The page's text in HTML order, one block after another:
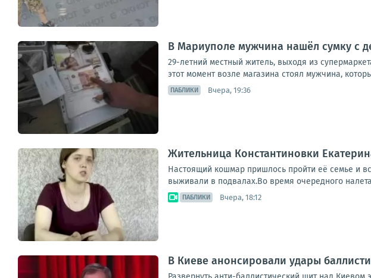
В Мариуполе мужчина нашёл сумку с
29-летний местный житель, выходя из
этот момент возле магазина стоял мужчина,
ПАБЛИКИ Вчера, 19:36
Жительница Константиновки
Настоящий кошмар пришлось пройти её семье и
выживали в подвалах.Во время очередного
ПАБЛИКИ Вчера, 18:12
В Киеве анонсировали удары